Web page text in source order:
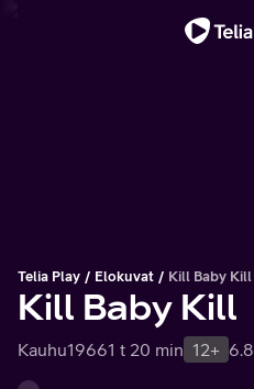
Telia Play Elokuvat Kill Baby Kill
Kill Baby Kill
Kauhu19661 t 20 min 12+ 6.8